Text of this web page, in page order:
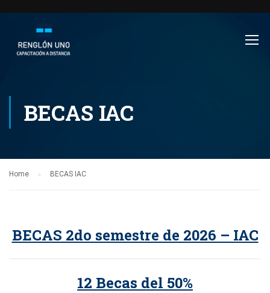
BECAS IAC
Home BECAS IAC
BECAS 2do semestre de 2026 – IAC
12 Becas del 50%